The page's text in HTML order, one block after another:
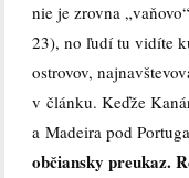
nie je zrovna
23), no ľudí tu vidíte
ostrovov,
v článku. Keďže
a Madeira pod
občiansky preukaz.